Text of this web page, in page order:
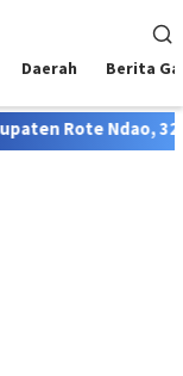
Daerah Berita
dalam Lomba